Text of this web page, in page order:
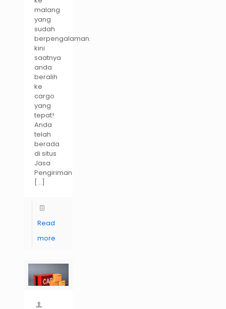
malang
yang
sudah
berpengalaman.
kini
saatnya
anda
beralih
ke
cargo
yang
tepat!
Anda
telah
berada
di situs
Jasa
Pengiriman
[…]
Read
more